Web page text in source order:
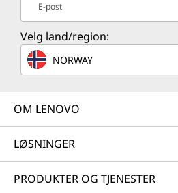
E-post
Velg land/region:
NORWAY
OM LENOVO
LØSNINGER
PRODUKTER OG TJENESTER